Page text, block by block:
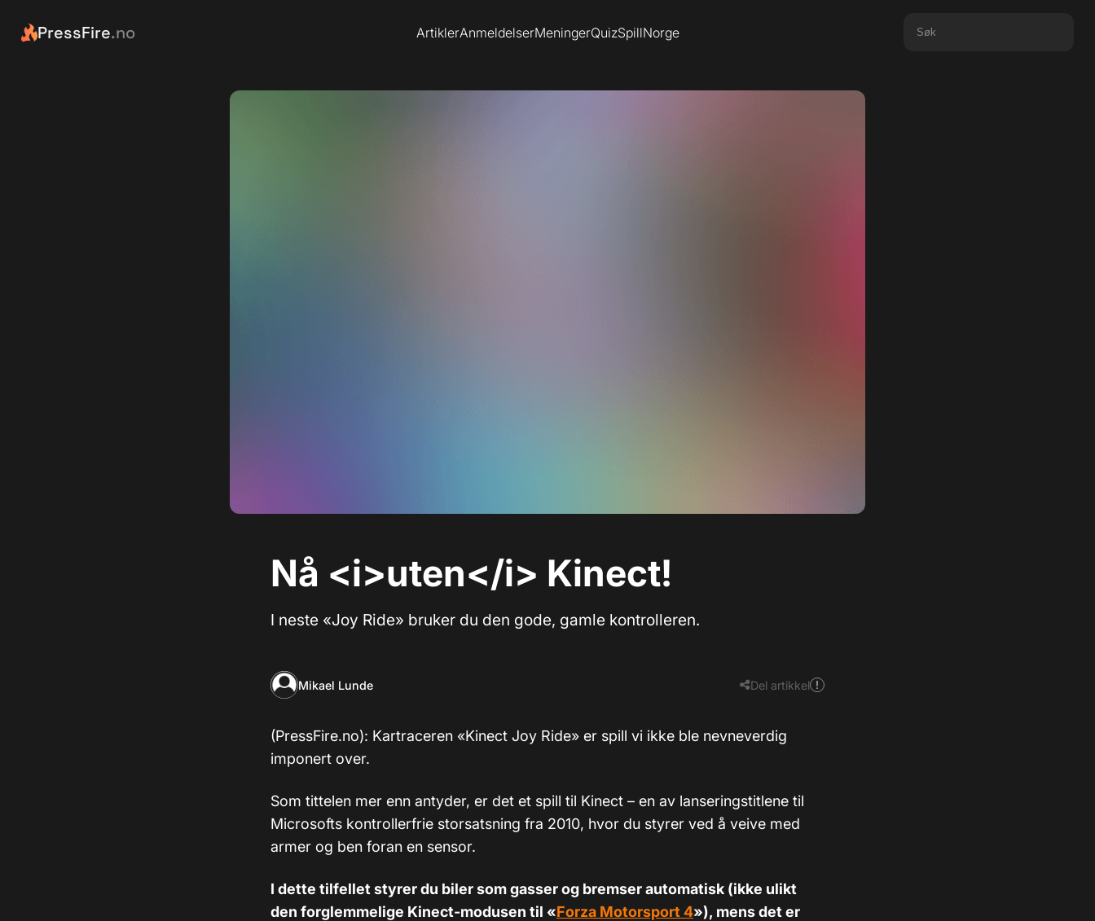
PressFire.no ArtiklerAnmeldelserMeningerQuizSpillNorge
Nå <i>uten</i> Kinect!
I neste «Joy Ride» bruker du den gode, gamle kontrolleren.
Mikael Lunde Del artikkel
(PressFire.no): Kartraceren «Kinect Joy Ride» er spill vi ikke ble nevneverdig
imponert over.
Som tittelen mer enn antyder, er det et spill til Kinect – en av lanseringstitlene til
Microsofts kontrollerfrie storsatsning fra 2010, hvor du styrer ved å veive med
armer og ben foran en sensor.
I dette tilfellet styrer du biler som gasser og bremser automatisk (ikke ulikt
den forglemmelige Kinect-modusen til «Forza Motorsport 4»), mens det er